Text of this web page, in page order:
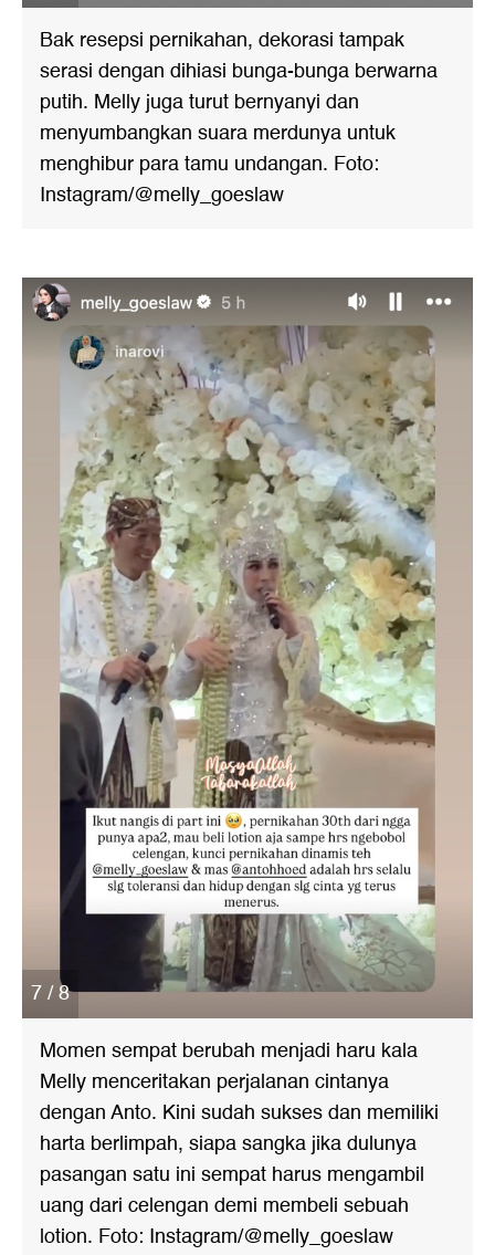
Bak resepsi pernikahan, dekorasi tampak
serasi dengan dihiasi bunga-bunga berwarna
putih. Melly juga turut bernyanyi dan
menyumbangkan suara merdunya untuk
menghibur para tamu undangan. Foto:
Instagram/@melly_goeslaw
7 / 8
Momen sempat berubah menjadi haru kala
Melly menceritakan perjalanan cintanya
dengan Anto. Kini sudah sukses dan memiliki
harta berlimpah, siapa sangka jika dulunya
pasangan satu ini sempat harus mengambil
uang dari celengan demi membeli sebuah
lotion. Foto: Instagram/@melly_goeslaw